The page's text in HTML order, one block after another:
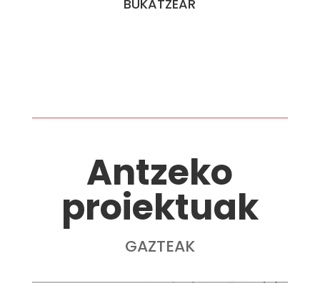
BUKATZEAR
Antzeko
proiektuak
GAZTEAK